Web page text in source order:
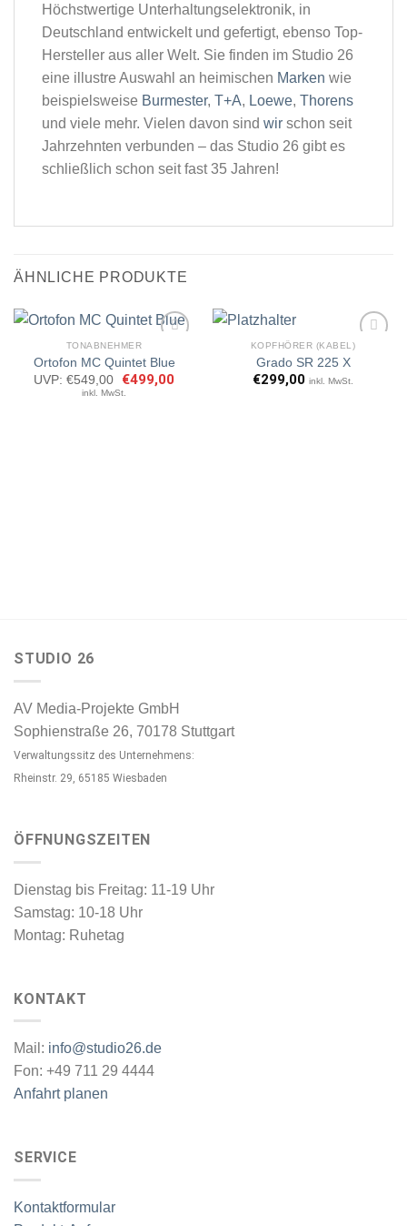
Höchstwertige Unterhaltungselektronik, in
Deutschland entwickelt und gefertigt, ebenso Top-
Hersteller aus aller Welt. Sie finden im Studio 26
eine illustre Auswahl an heimischen Marken wie
beispielsweise Burmester, T+A, Loewe, Thorens
und viele mehr. Vielen davon sind wir schon seit
Jahrzehnten verbunden – das Studio 26 gibt es
schließlich schon seit fast 35 Jahren!
ÄHNLICHE PRODUKTE
Artikel
TONABNEHMER
Ortofon MC Quintet Blue
UVP: €549,00
Ursprünglicher
Preis
€499,00Aktueller
inkl. MwSt.
Artikel
KOPFHÖRER (KABEL)
Grado SR 225 X
€299,00 inkl. MwSt.
STUDIO 26
AV Media-Projekte GmbH
Sophienstraße 26, 70178 Stuttgart
Verwaltungssitz des Unternehmens:
Rheinstr. 29, 65185 Wiesbaden
ÖFFNUNGSZEITEN
Dienstag bis Freitag: 11-19 Uhr
Samstag: 10-18 Uhr
Montag: Ruhetag
KONTAKT
Mail: info@studio26.de
Fon: +49 711 29 4444
Anfahrt planen
SERVICE
Kontaktformular